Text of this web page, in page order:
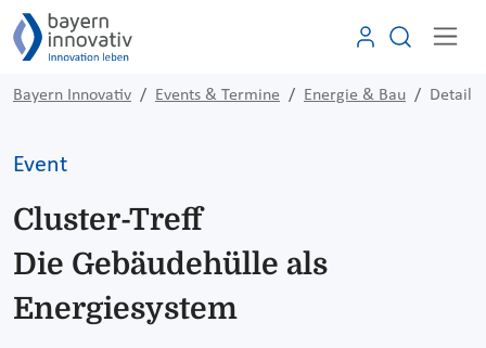
Bayern Innovativ Events & Termine Energie & Bau Detail
Event
Cluster-Treff
Die Gebäudehülle als
Energiesystem